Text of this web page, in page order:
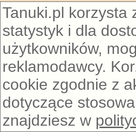
Tanuki.pl korzysta
statystyk i dla
użytkowników,
reklamodawcy.
cookie zgodnie z
dotyczące
znajdziesz w